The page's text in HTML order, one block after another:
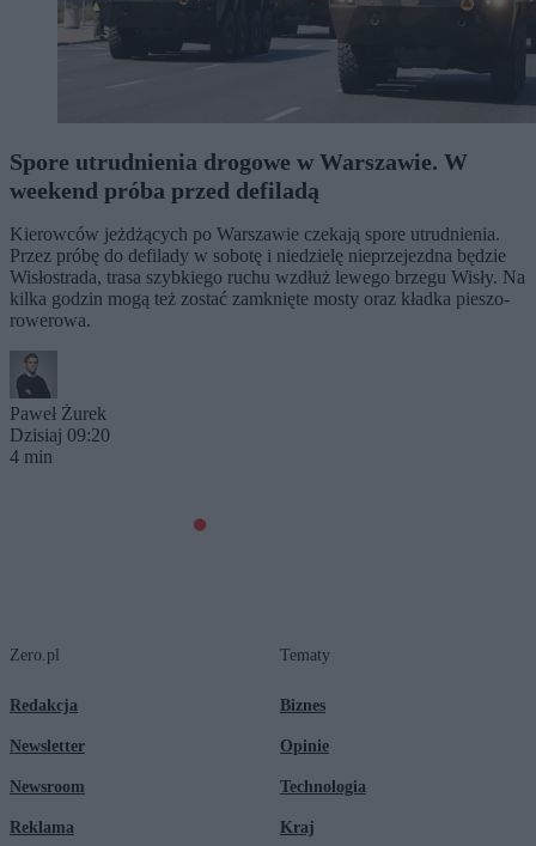
Spore utrudnienia drogowe w Warszawie. W
weekend próba przed defiladą
Kierowców jeżdżących po Warszawie czekają spore utrudnienia.
Przez próbę do defilady w sobotę i niedzielę nieprzejezdna będzie
Wisłostrada, trasa szybkiego ruchu wzdłuż lewego brzegu Wisły. Na
kilka godzin mogą też zostać zamknięte mosty oraz kładka pieszo-
rowerowa.
Paweł Żurek
Dzisiaj 09:20
4 min
Zero.pl
Redakcja
Newsletter
Newsroom
Reklama
Tematy
Biznes
Opinie
Technologia
Kraj